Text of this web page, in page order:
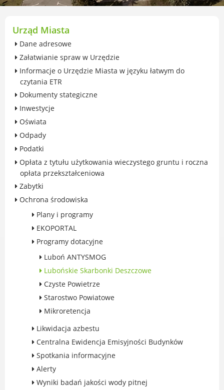
przekształceniowa
Ochrona środowiska
Edukacja ekologiczna
SZYKUJ SIĘ NA ZMIANY KLIMATU
Komunikacja miejska
Rolnictwo
Zwierzęta
Organizacje pozarządowe
Konsultacje społeczne i ewaluacje
Luboński Budżet Obywatelski
GKRPA/Centrum Wsparcia i Pomocy
Rodzinie
BEZPIECZEŃSTWO
Zdrowie
Porady prawne
Wydarzenia
WYBORY
Likwidacja barier - seniorzy i osoby z
MIASTO LUBOŃ
Urząd Miasta
Dane adresowe
Załatwianie spraw w Urzędzie
Informacje o Urzędzie Miasta w języku łatwym do
czytania ETR
Dokumenty stategiczne
Inwestycje
Oświata
Odpady
Podatki
Opłata z tytułu użytkowania wieczystego gruntu i roczna
opłata przekształceniowa
Zabytki
Ochrona środowiska
Plany i programy
EKOPORTAL
Programy dotacyjne
Luboń ANTYSMOG
Lubońskie Skarbonki Deszczowe
Czyste Powietrze
Starostwo Powiatowe
Mikroretencja
Likwidacja azbestu
Centralna Ewidencja Emisyjności Budynków
Spotkania informacyjne
Alerty
Wyniki badań jakości wody pitnej